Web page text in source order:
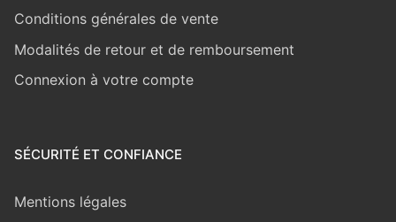
Conditions générales de vente
Modalités de retour et de remboursement
Connexion à votre compte
SÉCURITÉ ET CONFIANCE
Mentions légales